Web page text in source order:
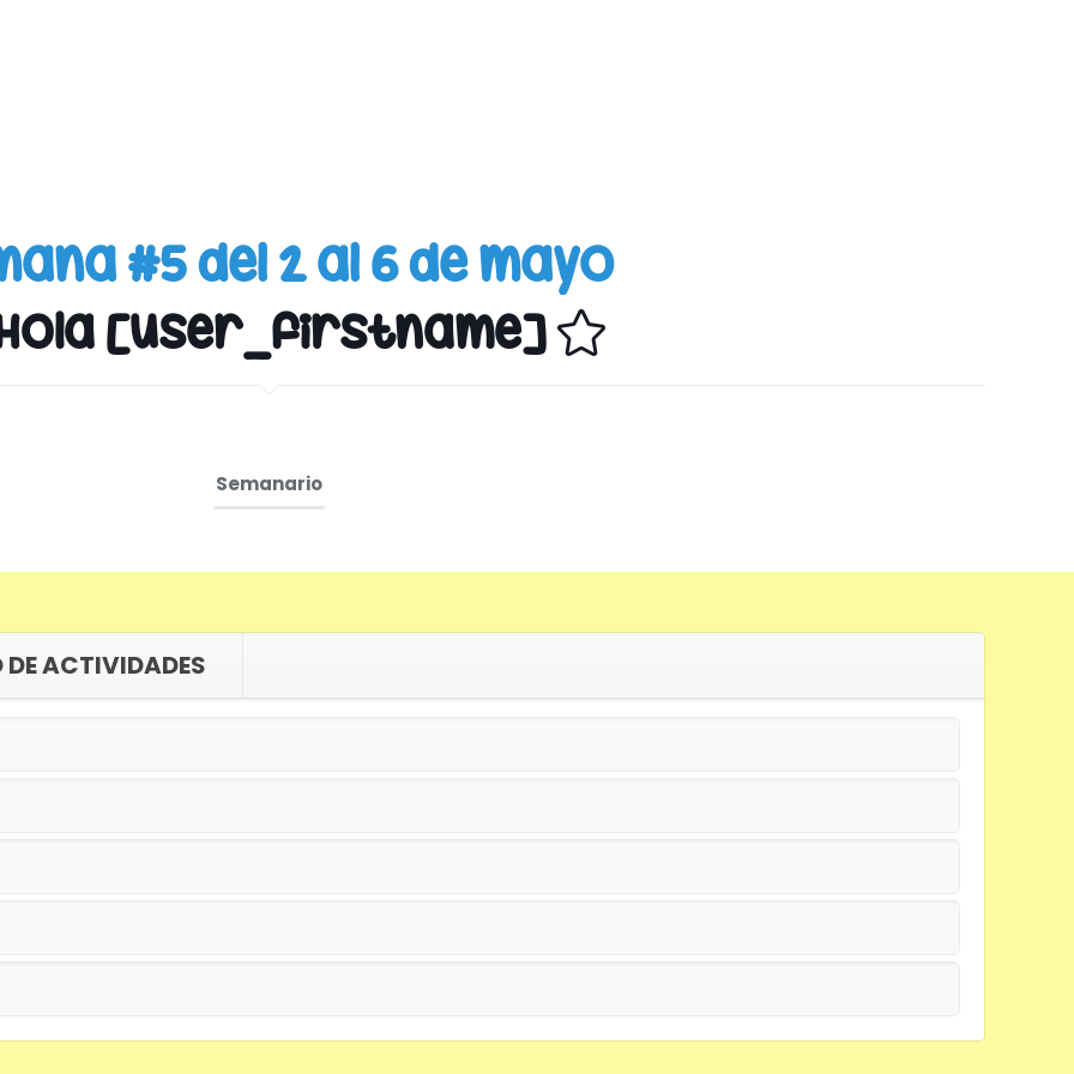
#5 del 2 al 6 de mayo
[user_firstname]
Semanario
DE ACTIVIDADES